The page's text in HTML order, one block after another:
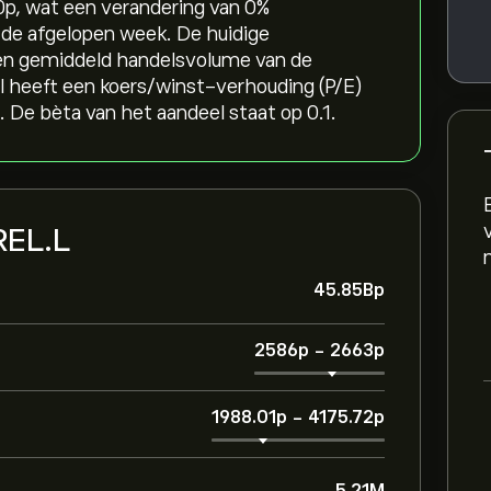
wat een verandering van ‎0‎%
afgelopen week. De huidige
gemiddeld handelsvolume van de
heeft een koers/winst-verhouding (P/E)
bèta van het aandeel staat op 0.1.
45.85B‎p‎
2586‎p‎ - 2663‎p‎
1988.01‎p‎ - 4175.72‎p‎